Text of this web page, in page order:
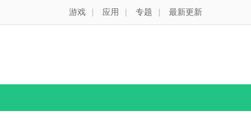
游戏 | 应用 | 专题 | 最新更新